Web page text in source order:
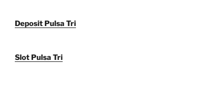
Deposit Pulsa Tri
Slot Pulsa Tri